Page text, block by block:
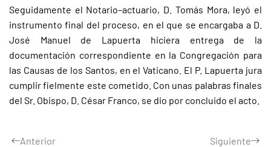
Seguidamente el Notario–actuario, D. Tomás Mora, leyó el
instrumento final del proceso, en el que se encargaba a D.
José Manuel de Lapuerta hiciera entrega de la
documentación correspondiente en la Congregación para
las Causas de los Santos, en el Vaticano. El P. Lapuerta jura
cumplir fielmente este cometido. Con unas palabras finales
del Sr. Obispo, D. César Franco, se dio por concluido el acto.
Anterior Siguiente